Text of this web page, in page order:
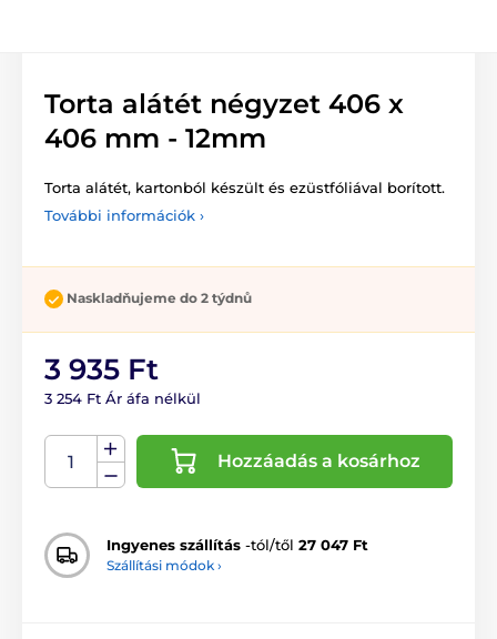
Torta alátét négyzet 406 x
406 mm - 12mm
Torta alátét, kartonból készült és ezüstfóliával borított.
További információk ›
Naskladňujeme do 2 týdnů
3 935 Ft
3 254 Ft Ár áfa nélkül
Hozzáadás a kosárhoz
Ingyenes szállítás -tól/től 27 047 Ft
Szállítási módok ›